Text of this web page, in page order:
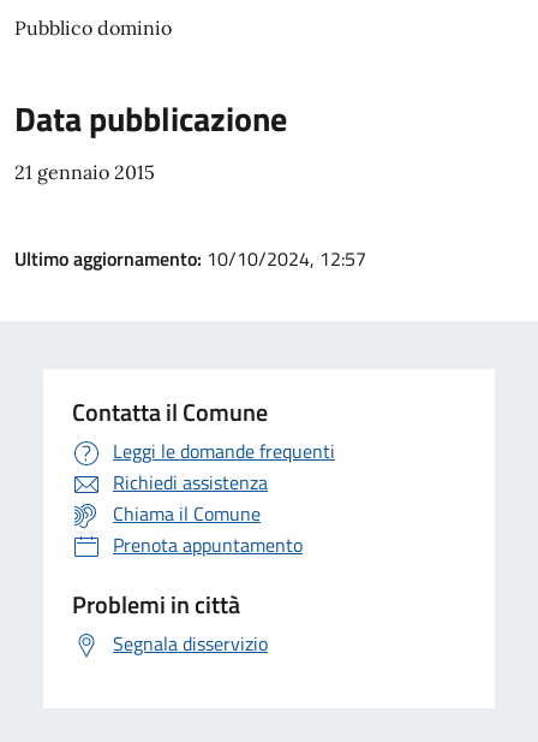
Pubblico dominio
Data pubblicazione
21 gennaio 2015
Ultimo aggiornamento: 10/10/2024, 12:57
Contatta il Comune
Leggi le domande frequenti
Richiedi assistenza
Chiama il Comune
Prenota appuntamento
Problemi in città
Segnala disservizio